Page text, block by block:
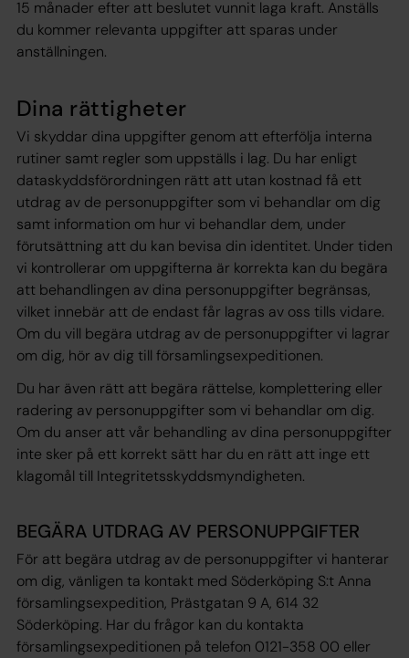
15 månader efter att beslutet vunnit laga kraft. Anställs
du kommer relevanta uppgifter att sparas under
anställningen.
Dina rättigheter
Vi skyddar dina uppgifter genom att efterfölja interna
rutiner samt regler som uppställs i lag. Du har enligt
dataskyddsförordningen rätt att utan kostnad få ett
utdrag av de personuppgifter som vi behandlar om dig
samt information om hur vi behandlar dem, under
förutsättning att du kan bevisa din identitet. Under tiden
vi kontrollerar om uppgifterna är korrekta kan du begära
att behandlingen av dina personuppgifter begränsas,
vilket innebär att de endast får lagras av oss tills vidare.
Om du vill begära utdrag av de personuppgifter vi lagrar
om dig, hör av dig till församlingsexpeditionen.
Du har även rätt att begära rättelse, komplettering eller
radering av personuppgifter som vi behandlar om dig.
Om du anser att vår behandling av dina personuppgifter
inte sker på ett korrekt sätt har du en rätt att inge ett
klagomål till Integritetsskyddsmyndigheten.
BEGÄRA UTDRAG AV PERSONUPPGIFTER
För att begära utdrag av de personuppgifter vi hanterar
om dig, vänligen ta kontakt med Söderköping S:t Anna
församlingsexpedition, Prästgatan 9 A, 614 32
Söderköping. Har du frågor kan du kontakta
församlingsexpeditionen på telefon 0121-358 00 eller